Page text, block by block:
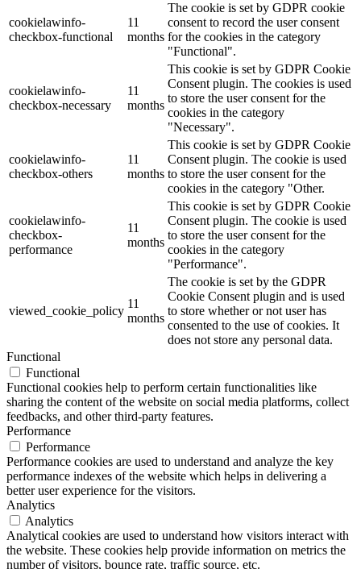
cookielawinfo-
checkbox-functional
11
months
The cookie is set by GDPR cookie
consent to record the user consent
for the cookies in the category
"Functional".
cookielawinfo-
checkbox-necessary
11
months
This cookie is set by GDPR Cookie
Consent plugin. The cookies is used
to store the user consent for the
cookies in the category
"Necessary".
cookielawinfo-
checkbox-others
11
months
This cookie is set by GDPR Cookie
Consent plugin. The cookie is used
to store the user consent for the
cookies in the category "Other.
cookielawinfo-
checkbox-
performance
11
months
This cookie is set by GDPR Cookie
Consent plugin. The cookie is used
to store the user consent for the
cookies in the category
"Performance".
viewed_cookie_policy
11
months
The cookie is set by the GDPR
Cookie Consent plugin and is used
to store whether or not user has
consented to the use of cookies. It
does not store any personal data.
Functional
Functional
Functional cookies help to perform certain functionalities like
sharing the content of the website on social media platforms, collect
feedbacks, and other third-party features.
Performance
Performance
Performance cookies are used to understand and analyze the key
performance indexes of the website which helps in delivering a
better user experience for the visitors.
Analytics
Analytics
Analytical cookies are used to understand how visitors interact with
the website. These cookies help provide information on metrics the
number of visitors, bounce rate, traffic source, etc.